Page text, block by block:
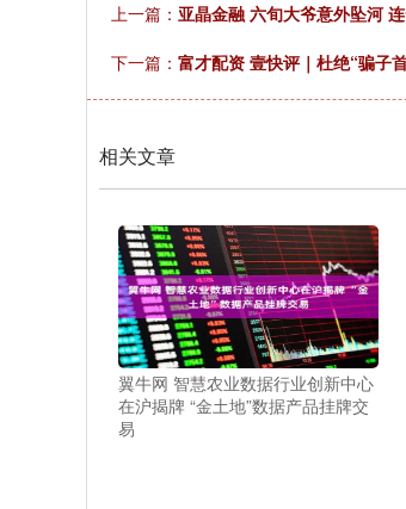
上一篇： 亚晶金融 六旬大爷意外坠河
下一篇： 富才配资 壹快评｜杜绝“骗子
相关文章
翼牛网 智慧农业数据行业创新中心
在沪揭牌 “金土地”数据产品挂牌交
易